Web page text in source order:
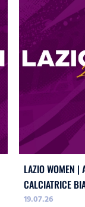
LAZIO WOMEN |
CALCIATRICE
19.07.26